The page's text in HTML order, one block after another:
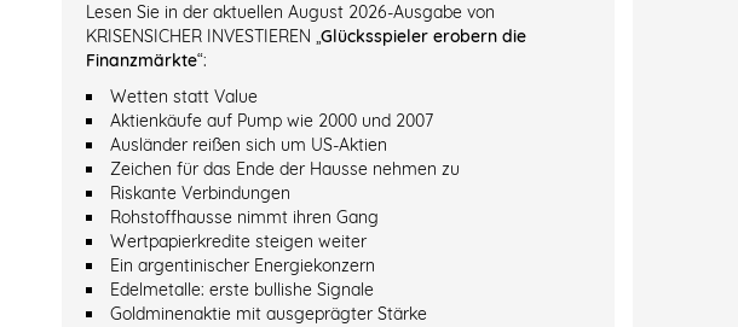
Lesen Sie in der aktuellen August 2026-Ausgabe von
KRISENSICHER INVESTIEREN „Glücksspieler erobern die
Finanzmärkte“:
Wetten statt Value
Aktienkäufe auf Pump wie 2000 und 2007
Ausländer reißen sich um US-Aktien
Zeichen für das Ende der Hausse nehmen zu
Riskante Verbindungen
Rohstoffhausse nimmt ihren Gang
Wertpapierkredite steigen weiter
Ein argentinischer Energiekonzern
Edelmetalle: erste bullishe Signale
Goldminenaktie mit ausgeprägter Stärke